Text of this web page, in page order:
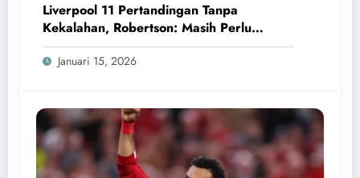
Liverpool 11 Pertandingan Tanpa
Kekalahan, Robertson: Masih Perlu
Perbaikan
Januari 15, 2026